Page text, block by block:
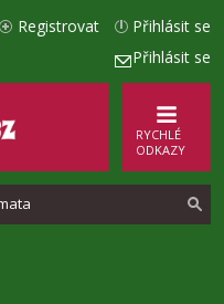
Přihlásit se
Přihlásit se
Registrovat
RYCHLÉ
ODKAZY